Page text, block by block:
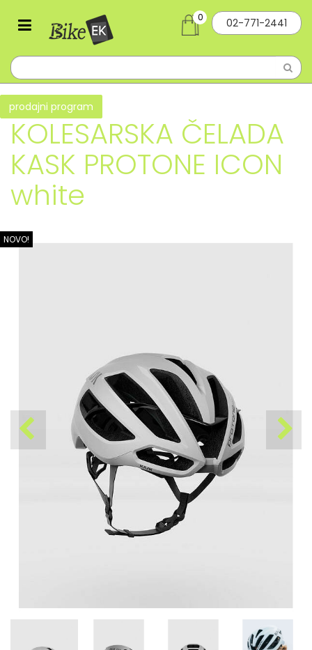
02-771-2441
0
prodajni program
KOLESARSKA ČELADA
KASK PROTONE ICON
white
NOVO!